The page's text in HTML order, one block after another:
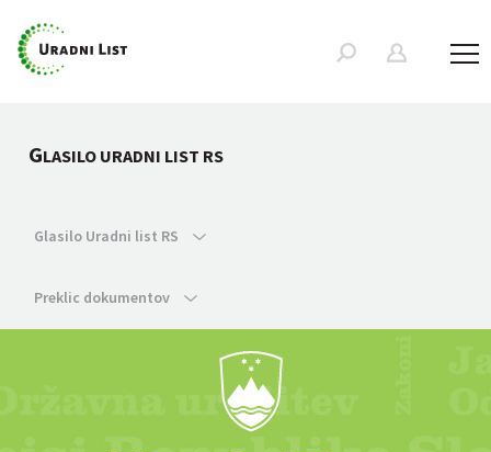
GLASILO URADNI LIST RS
Glasilo Uradni list RS
Preklic dokumentov